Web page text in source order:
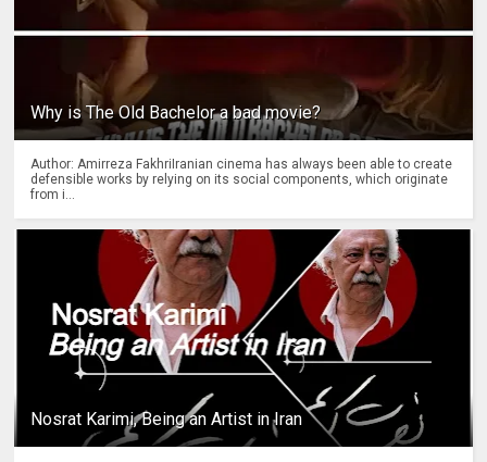
Why is The Old Bachelor a bad movie?
Author: Amirreza FakhriIranian cinema has always been able to create
defensible works by relying on its social components, which originate
from i...
Nosrat Karimi, Being an Artist in Iran